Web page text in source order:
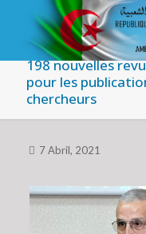
198 nouvelles
pour les
chercheurs
7 Abril, 2021